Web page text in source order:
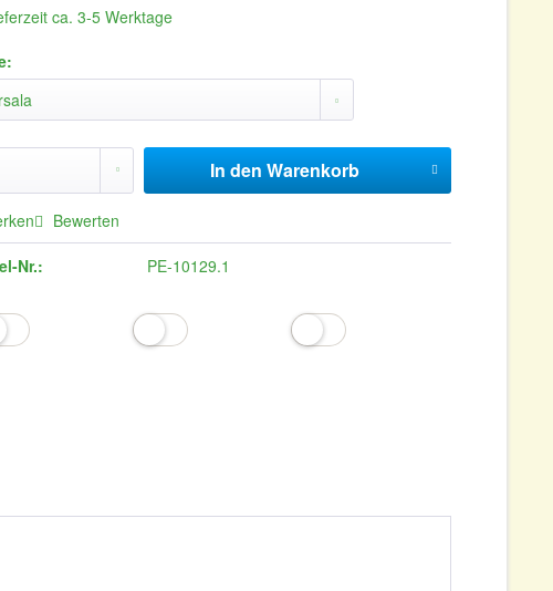
ca. 3-5 Werktage
In den Warenkorb
Bewerten
Nr.: PE-10129.1